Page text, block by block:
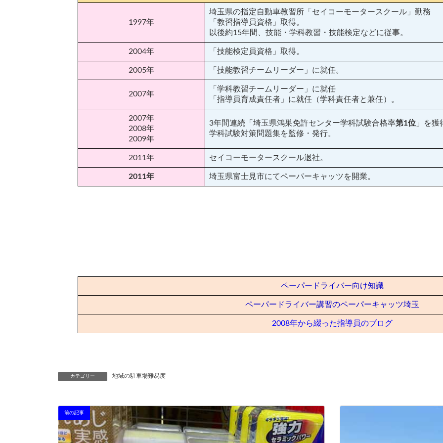
1997年
埼玉県の指定自動車教習所 「セイコーモータースクール」勤務
「教習指導員資格」取得。
以後約15年間、技能・学科教習・技能検定などに従事。
2004年 「技能検定員資格」取得。
2005年 「技能教習チームリーダー」に就任。
2007年
「学科教習チームリーダー」に就任
「指導員育成責任者」に就任（学科責任者と兼任）。
2007年
2008年
2009年
3年間連続「埼玉県鴻巣免許センター学科試験合格率第1位 」を獲
学科試験対策問題集を監修・発行。
2011年 セイコーモータースクール退社。
2011年 埼玉県富士見市にてペーパーキャッツを開業。
ペーパードライバー向け知識
ペーパードライバー講習のペーパーキャッツ埼玉
2008年から綴った指導員のブログ
カテゴリー 地域の駐車場難易度
前の記事